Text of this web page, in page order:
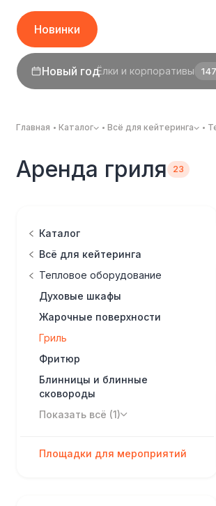
Новинки
Новый годЁлки и корпоративы
Главная Каталог Всё для кейтеринга
Аренда гриля
Каталог
Всё для кейтеринга
Тепловое оборудование
Духовые шкафы
Жарочные поверхности
Гриль
Фритюр
Блинницы и блинные
сковороды
Показать всё (1)
Площадки для мероприятий